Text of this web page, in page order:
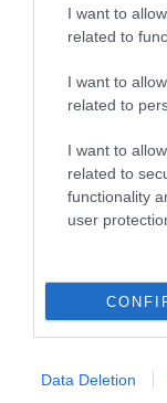
I want to
related to
I want to
related to
I want to
related to
functionality
user
Data Deletion
Barcelona
számára.
TMB
metró 100
Idén
HAMU ÉS